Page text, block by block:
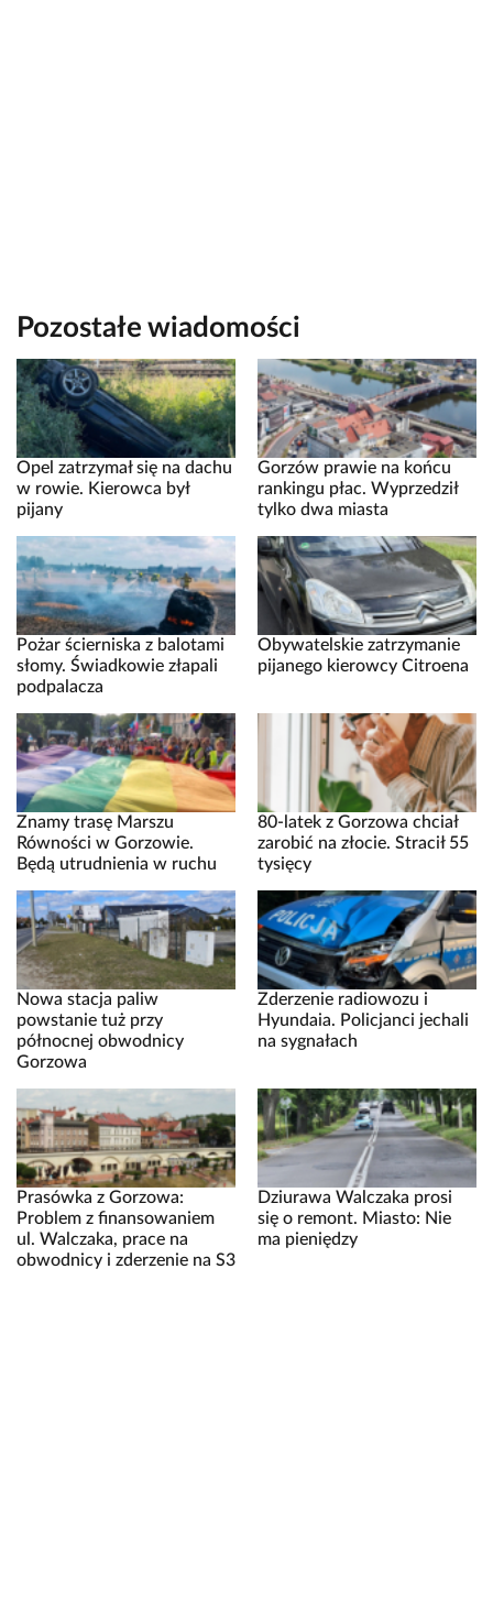
Pozostałe wiadomości
Opel zatrzymał się na dachu
w rowie. Kierowca był
pijany
Gorzów prawie na końcu
rankingu płac. Wyprzedził
tylko dwa miasta
Pożar ścierniska z balotami
słomy. Świadkowie złapali
podpalacza
Obywatelskie zatrzymanie
pijanego kierowcy Citroena
Znamy trasę Marszu
Równości w Gorzowie.
Będą utrudnienia w ruchu
80-latek z Gorzowa chciał
zarobić na złocie. Stracił 55
tysięcy
Nowa stacja paliw
powstanie tuż przy
północnej obwodnicy
Gorzowa
Zderzenie radiowozu i
Hyundaia. Policjanci jechali
na sygnałach
Prasówka z Gorzowa:
Problem z finansowaniem
ul. Walczaka, prace na
obwodnicy i zderzenie na S3
Dziurawa Walczaka prosi
się o remont. Miasto: Nie
ma pieniędzy